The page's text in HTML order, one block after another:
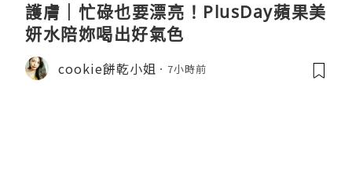
護膚｜忙碌也要漂亮！PlusDay蘋果美
妍水陪妳喝出好氣色
cookie餅乾小姐 7小時前